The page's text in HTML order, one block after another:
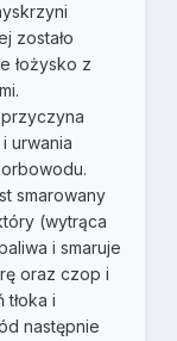
zostało
łożysko z
przyczyna
urwania
smarowany
(wytrąca
i smaruje
oraz czop i
tłoka i
następnie